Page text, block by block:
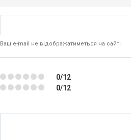
Ваш e-mail не відображатиметься на сайті
0/12
0/12